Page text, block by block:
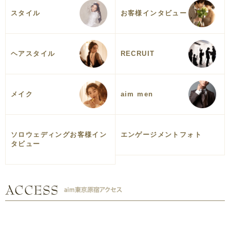
スタイル お客様インタビュー
ヘアスタイル RECRUIT
メイク aim men
ソロウェディングお客様イン
タビュー
エンゲージメントフォト